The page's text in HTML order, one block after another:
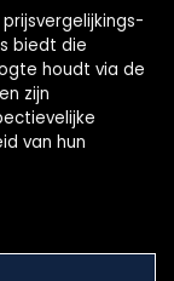
biedt die
houdt via de
zijn
van hun